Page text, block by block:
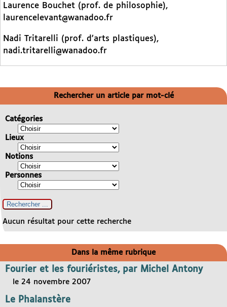
Laurence Bouchet (prof. de philosophie),
laurencelevant@wanadoo.fr
Nadi Tritarelli (prof. d’arts plastiques),
nadi.tritarelli@wanadoo.fr
Rechercher un article par mot-clé
Catégories
Lieux
Notions
Personnes
Aucun résultat pour cette recherche
Dans la même rubrique
Fourier et les fouriéristes, par Michel Antony
le 24 novembre 2007
Le Phalanstère